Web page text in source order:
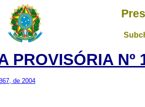
PROVISÓRIA Nº
de 2004